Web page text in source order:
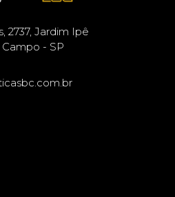
2737, Jardim Ipê
- SP